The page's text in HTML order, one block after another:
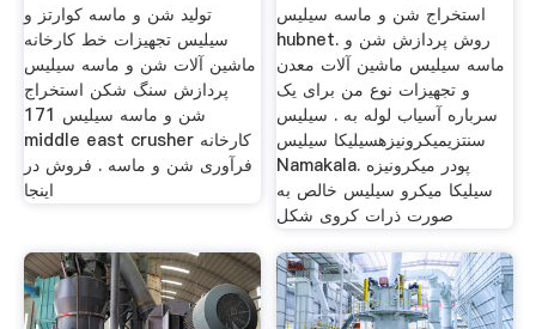
تولید شن و ماسه کوارتز و
سیلیس تجهیزات خط کارخانه
ماشین آلات شن و ماسه سیلیس
پردازش سنگ شکن استخراج
شن و ماسه سیلیس 171
middle east crusher کارخانه
فرآوری شن و ماسه . فروش در
اینجا
استخراج شن و ماسه سیلیس
hubnet. روش پردازش شن و
ماسه سیلیس ماشین آلات معدن
و تجهیزات نوع من برای یک
سرباره آسیاب لوله به . سیلیس
سنتزیمیکرونیزهسیلیکا سیلیس
Namakala. پودر میکرونیزه
سیلیکا میکرو سیلیس خالص به
صورت ذرات کروی شکل